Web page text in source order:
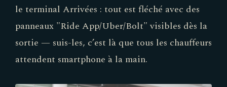
le terminal Arrivées : tout est fléché avec des
panneaux "Ride App/Uber/Bolt" visibles dès la
sortie — suis-les, c’est là que tous les chauffeurs
attendent smartphone à la main.